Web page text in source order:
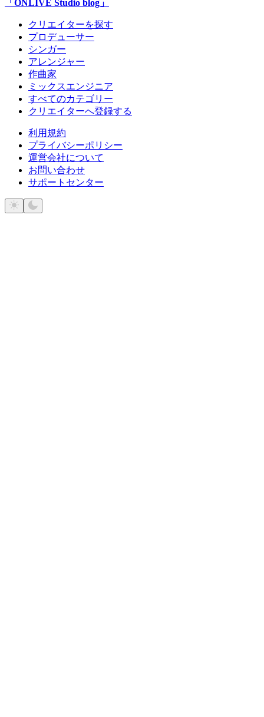
「ONLIVE Studio blog」
クリエイターを探す
プロデューサー
シンガー
アレンジャー
作曲家
ミックスエンジニア
すべてのカテゴリー
クリエイターへ登録する
利用規約
プライバシーポリシー
運営会社について
お問い合わせ
サポートセンター